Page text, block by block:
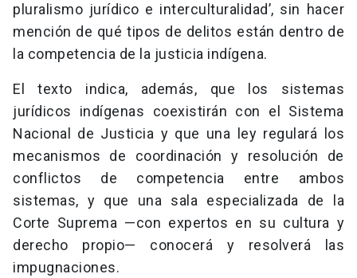
pluralismo jurídico e interculturalidad’, sin hacer
mención de qué tipos de delitos están dentro de
la competencia de la justicia indígena.
El texto indica, además, que los sistemas
jurídicos indígenas coexistirán con el Sistema
Nacional de Justicia y que una ley regulará los
mecanismos de coordinación y resolución de
conflictos de competencia entre ambos
sistemas, y que una sala especializada de la
Corte Suprema —con expertos en su cultura y
derecho propio— conocerá y resolverá las
impugnaciones.